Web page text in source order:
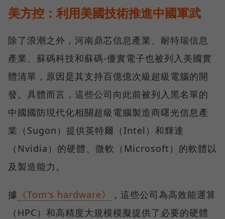
美方控：利用美國技術推進中國軍武
除了浪潮之外，河南鼎芯信息產業、耐特瑞信息
產業、蘇碼科技和蘇碼-優實電子也被列入美國實
體清單，原因是其支持百億億次級超級電腦的開
發。具體而言，這些公司向此前被列入黑名單的
中國國防現代化相關超級電腦製造商曙光信息產
業（Sugon）提供英特爾（Intel）和輝達
（Nvidia）的硬體、微軟（Microsoft）的軟體以
及製造能力。
據 《Tom's hardware》
，這些公司為高效能運算
（HPC）和高精度大規模模擬提供了必要的硬體